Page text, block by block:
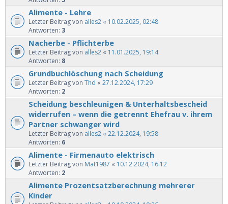
Alimente - Lehre
Letzter Beitrag von alles2 « 10.02.2025, 02:48
Antworten: 3
Nacherbe - Pflichterbe
Letzter Beitrag von alles2 « 11.01.2025, 19:14
Antworten: 8
Grundbuchlöschung nach Scheidung
Letzter Beitrag von Thd « 27.12.2024, 17:29
Antworten: 2
Scheidung beschleunigen & Unterhaltsbescheid
widerrufen – wenn die getrennt Ehefrau v. ihrem
Partner schwanger wird
Letzter Beitrag von alles2 « 22.12.2024, 19:58
Antworten: 6
Alimente - Firmenauto elektrisch
Letzter Beitrag von Mat1987 « 10.12.2024, 16:12
Antworten: 2
Alimente Prozentsatzberechnung mehrerer
Kinder